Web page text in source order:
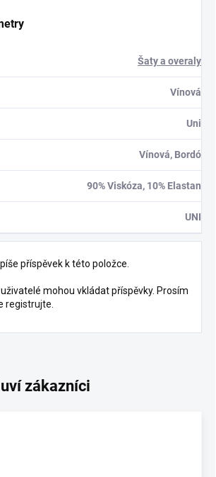
Šaty a overaly
Vínová
Uni
Vínová, Bordó
90% Viskóza, 10% Elastan
UNI
příspěvek k této položce.
mohou vkládat příspěvky. Prosím
registrujte